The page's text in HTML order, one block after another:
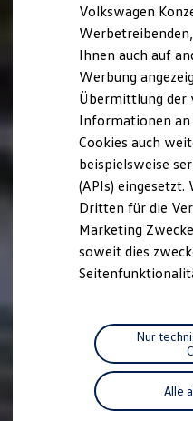
Factory visit
Lifestyle Shop
Golf
ID. Kollektion
Volkswagen
GTI
Fußball Drop
we drive football
#wedriveproud
Besitzer und Service
myVolkswagen
Software Updates
Inspektion
Räder und
Pannen-
Economy
Volkswagen
Zubehör
Volkswagen
Ihnen auch auf
Werbung
Übermittlung der
Informationen
Cookies auch
beispielsweise
(APIs)
Dritten für die
Marketing
soweit dies
Alle
Nur